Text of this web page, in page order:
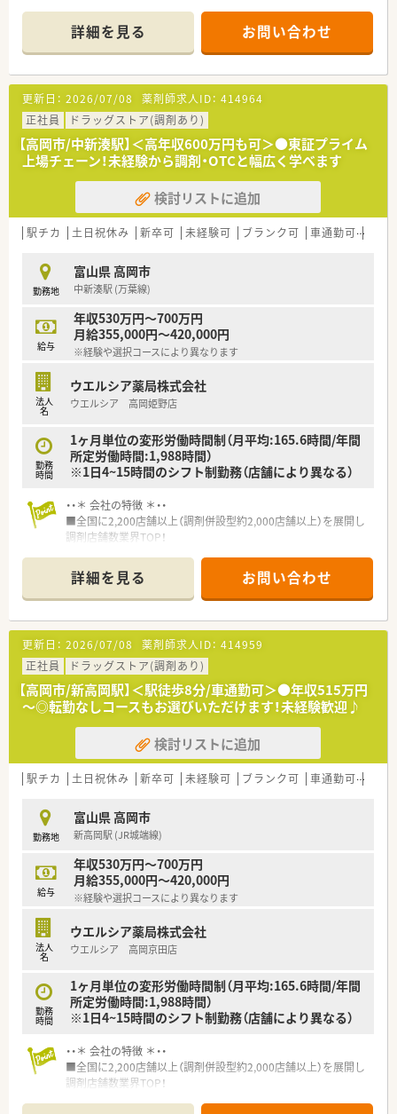
詳細を見る お問い合わせ
更新日： 2026/07/08 薬剤師求人ID： 414964
正社員
ドラッグストア(調剤あり)
【高岡市/中新湊駅】＜高年収600万円も可＞●東証プライム
上場チェーン！未経験から調剤・OTCと幅広く学べます
検討リストに追加
駅チカ 土日祝休み 新卒可 未経験可 ブランク可 車通勤可
勤務地
富山県 高岡市
中新湊駅 (万葉線)
給与
年収530万円～700万円
月給355,000円～420,000円
※経験や選択コースにより異なります
法人
名
ウエルシア薬局株式会社
ウエルシア 高岡姫野店
勤務
時間
1ヶ月単位の変形労働時間制（月平均:165.6時間/年間
所定労働時間:1,988時間）
※1日4~15時間のシフト制勤務（店舗により異なる）
・・＊ 会社の特徴 ＊・・
■全国に2,200店舗以上（調剤併設型約2,000店舗以上）を展開し
調剤店舗数業界TOP！
頑張り次第で高給与も可能！
■経験や勤務コースによりますが、経験の少ない方でも500万前
半スタートと業界TOP水準！
■職種や職域に合わせ、豊富な社内研修や外部組織と連携した研
修を用意されています
■薬剤師が中心の会社だからこそ活躍できるキャリアパスが多
種多様に用意されています。
■店舗拡大に伴い、エリアマネジャーや営業部長等のマネジメン
トのポジションも増えます。
■在宅や教育等の専門性を活かせるスペシャリストを目指すこ
とも可能です。
■その他にも、管理部門や商品部門等の本社スタッフなど活動領
域は多種多様です。
■在宅実施店舗は年々増加しており、在宅医療へもしっかりと関
■育児休暇は3歳まで取得が可能で、時短制度は小学5年生まで
時短勤務ができるよう変更予定です。
■年間休日が120日とワークライフバランスが整っています
■日用品から常備薬まで、従業員割引制度など嬉しいメリットも
たくさんあります！
詳細を見る お問い合わせ
更新日： 2026/07/08 薬剤師求人ID： 414959
正社員
ドラッグストア(調剤あり)
【高岡市/新高岡駅】＜駅徒歩8分/車通勤可＞●年収515万円
～◎転勤なしコースもお選びいただけます！未経験歓迎♪
検討リストに追加
駅チカ 土日祝休み 新卒可 未経験可 ブランク可 車通勤可
勤務地
富山県 高岡市
新高岡駅 (JR城端線)
給与
年収530万円～700万円
月給355,000円～420,000円
※経験や選択コースにより異なります
法人
名
ウエルシア薬局株式会社
ウエルシア 高岡京田店
勤務
時間
1ヶ月単位の変形労働時間制（月平均:165.6時間/年間
所定労働時間:1,988時間）
※1日4~15時間のシフト制勤務（店舗により異なる）
・・＊ 会社の特徴 ＊・・
■全国に2,200店舗以上（調剤併設型約2,000店舗以上）を展開し
調剤店舗数業界TOP！